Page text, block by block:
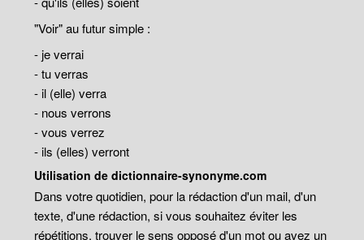
"Voir" au futur simple :
- je verrai
- tu verras
- il (elle) verra
- nous verrons
- vous verrez
- ils (elles) verront
Utilisation de dictionnaire-synonyme.com
Dans votre quotidien, pour la rédaction d'un mail, d'un
texte, d'une rédaction, si vous souhaitez éviter les
répétitions, trouver le sens opposé d'un mot ou avez un